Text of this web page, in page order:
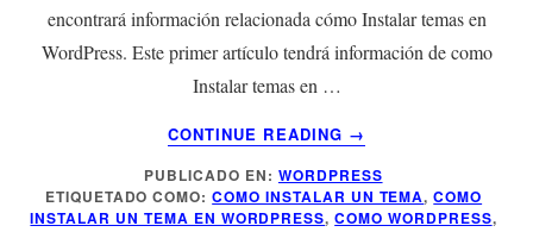
encontrará información relacionada cómo Instalar temas en
WordPress. Este primer artículo tendrá información de como
Instalar temas en …
CONTINUE READING
ACERCA
DE
¿CÓMO
INSTALAR
→
PUBLICADO EN: WORDPRESS
ETIQUETADO COMO:COMO INSTALAR UN TEMA,COMO
INSTALAR UN TEMA EN WORDPRESS,COMO WORDPRESS,